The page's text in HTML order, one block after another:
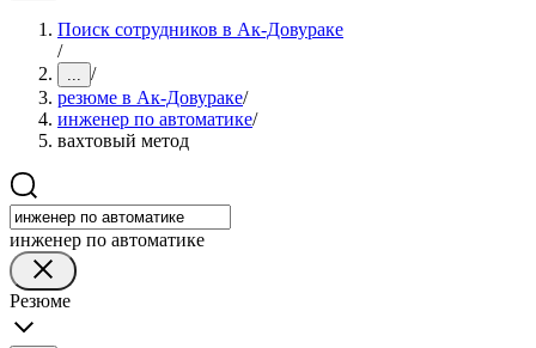
Поиск сотрудников в Ак-Довураке
/
... /
резюме в Ак-Довураке/
инженер по автоматике/
вахтовый метод
инженер по автоматике
Резюме